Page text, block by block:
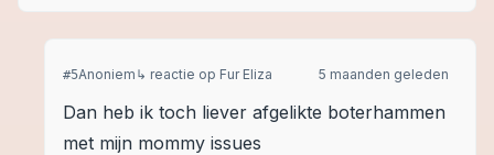
#5Anoniem ↳ reactie op Fur Eliza 5 maanden geleden
Dan heb ik toch liever afgelikte boterhammen
met mijn mommy issues